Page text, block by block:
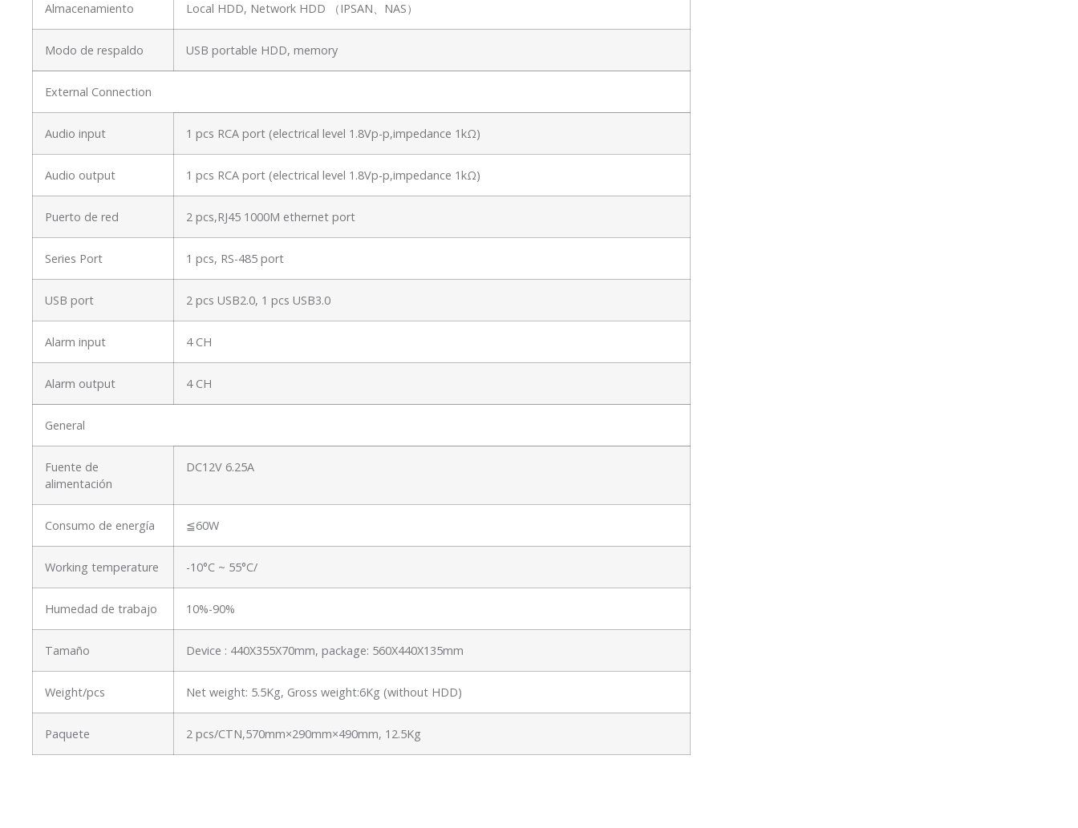
Almacenamiento Local HDD, Network HDD （IPSAN、NAS）
Modo de respaldo USB portable HDD, memory
External Connection
Audio input 1 pcs RCA port (electrical level 1.8Vp-p,impedance 1kΩ)
Audio output 1 pcs RCA port (electrical level 1.8Vp-p,impedance 1kΩ)
Puerto de red 2 pcs,RJ45 1000M ethernet port
Series Port 1 pcs, RS-485 port
USB port 2 pcs USB2.0, 1 pcs USB3.0
Alarm input 4 CH
Alarm output 4 CH
General
Fuente de
alimentación
DC12V 6.25A
Consumo de energía ≦60W
Working temperature -10°C ~ 55°C/
Humedad de trabajo 10%-90%
Tamaño Device : 440X355X70mm, package: 560X440X135mm
Weight/pcs Net weight: 5.5Kg, Gross weight:6Kg (without HDD)
Paquete 2 pcs/CTN,570mm×290mm×490mm, 12.5Kg